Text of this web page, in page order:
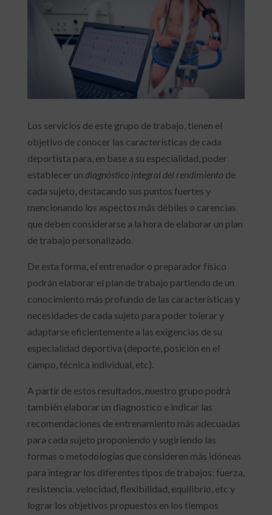
Los servicios de este grupo de trabajo, tienen el
objetivo de conocer las características de cada
deportista para, en base a su especialidad, poder
establecer un diagnóstico integral del rendimientode
cada sujeto, destacando sus puntos fuertes y
mencionando los aspectos más débiles o carencias
que deben considerarse a la hora de elaborar un plan
de trabajo personalizado.
De esta forma, el entrenador o preparador físico
podrán elaborar el plan de trabajo partiendo de un
conocimiento más profundo de las características y
necesidades de cada sujeto para poder tolerar y
adaptarse eficientemente a las exigencias de su
especialidad deportiva (deporte, posición en el
campo, técnica individual, etc).
A partir de estos resultados, nuestro grupo podrá
también elaborar un diagnostico e indicar las
recomendaciones de entrenamiento más adecuadas
para cada sujeto proponiendo y sugiriendo las
formas o metodologías que consideren más idóneas
para integrar los diferentes tipos de trabajos: fuerza,
resistencia, velocidad, flexibilidad, equilibrio, etc y
lograr los objetivos propuestos en los tiempos